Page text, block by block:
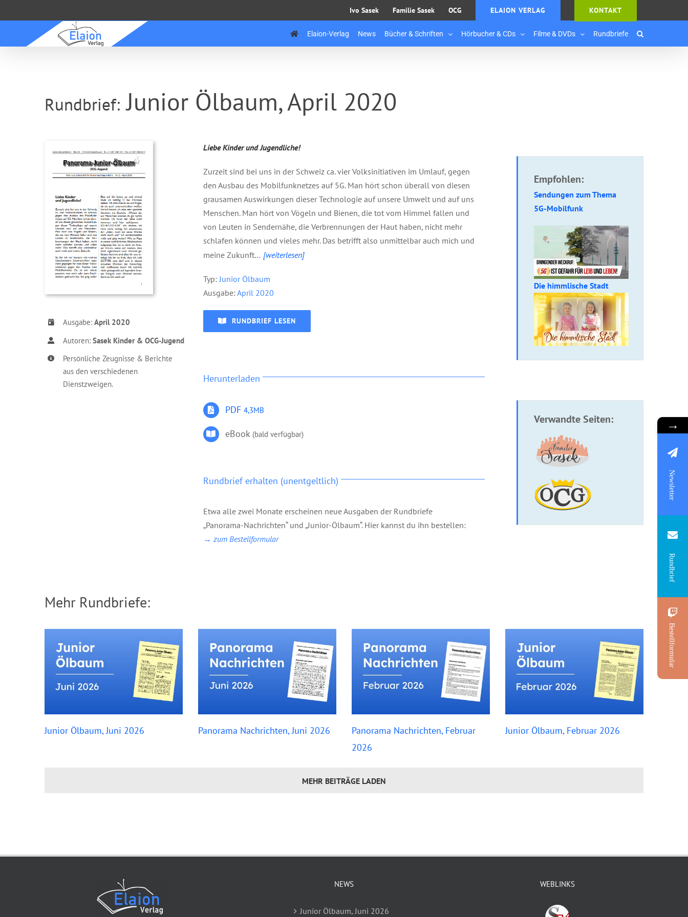
Inhalt
Ivo Sasek Familie Sasek OCG ELAION VERLAG KONTAKT
Elaion-Verlag News Bücher & Schriften Hörbucher & CDs Filme & DVDs Rundbriefe
Rundbrief: Junior Ölbaum, April 2020
Ausgabe: April 2020
Autoren: Sasek Kinder & OCG-Jugend
Persönliche Zeugnisse & Berichte
aus den verschiedenen
Dienstzweigen.
Liebe Kinder und Jugendliche!
Zurzeit sind bei uns in der Schweiz ca. vier Volksinitiativen im Umlauf, gegen
den Ausbau des Mobilfunknetzes auf 5G. Man hört schon überall von diesen
grausamen Auswirkungen dieser Technologie auf unsere Umwelt und auf uns
Menschen. Man hört von Vögeln und Bienen, die tot vom Himmel fallen und
von Leuten in Sendernähe, die Verbrennungen der Haut haben, nicht mehr
schlafen können und vieles mehr. Das betrifft also unmittelbar auch mich und
meine Zukunft… [weiterlesen]
Typ: Junior Ölbaum
Ausgabe:April 2020
RUNDBRIEF LESEN
Herunterladen
PDF4,3MB
eBook (bald verfügbar)
Rundbrief erhalten (unentgeltlich)
Etwa alle zwei Monate erscheinen neue Ausgaben der Rundbriefe
„Panorama-Nachrichten“ und „Junior-Ölbaum“. Hier kannst du ihn bestellen:
→ zum Bestellformular
Empfohlen:
Sendungen zum Thema
5G-Mobilfunk
Die himmlische Stadt
Verwandte Seiten:
Mehr Rundbriefe:
Junior Ölbaum, Juni 2026 Panorama Nachrichten, Juni 2026
Panorama Nachrichten, Februar
2026
Junior Ölbaum, Februar 2026
MEHR BEITRÄGE LADEN
NEWS
Junior Ölbaum, Juni 2026
WEBLINKS
→
Newsletter
Rundbrief
Bestellformular